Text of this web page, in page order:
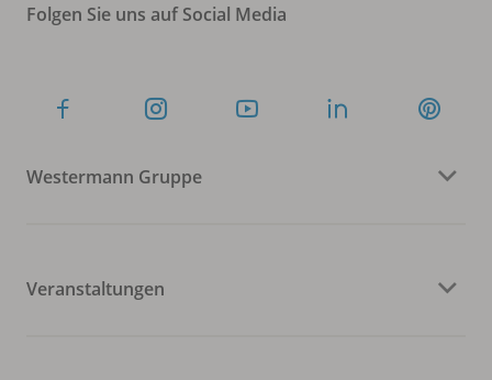
Folgen Sie uns auf Social Media
Westermann Gruppe
Veranstaltungen